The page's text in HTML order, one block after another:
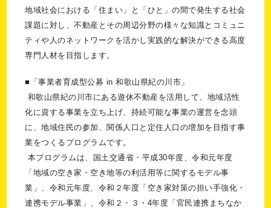
地域社会における「住まい」と「ひと」の間で発生する社会
課題に対し、不動産とその周辺分野の様々な知識とコミュニ
ティや人のネットワークを活かし実践的な解決ができる高度
専門人材を目指します。
■「事業者育成型公募 in 和歌山県紀の川市」
和歌山県紀の川市にある遊休不動産を活用して、地域活性
化に資する事業を立ち上げ、持続可能な事業の運営を念頭
に、地域住民の参加、関係人口と定住人口の増加を目指す事
業をつくるプログラムです。
本プログラムは、国土交通省・平成30年度、令和元年度
「地域の空き家・空き地等の利活用等に関するモデル事
業」、令和元年度、令和２年度「空き家対策の担い手強化・
連携モデル事業」、令和２・３・4年度「官民連携まちなか